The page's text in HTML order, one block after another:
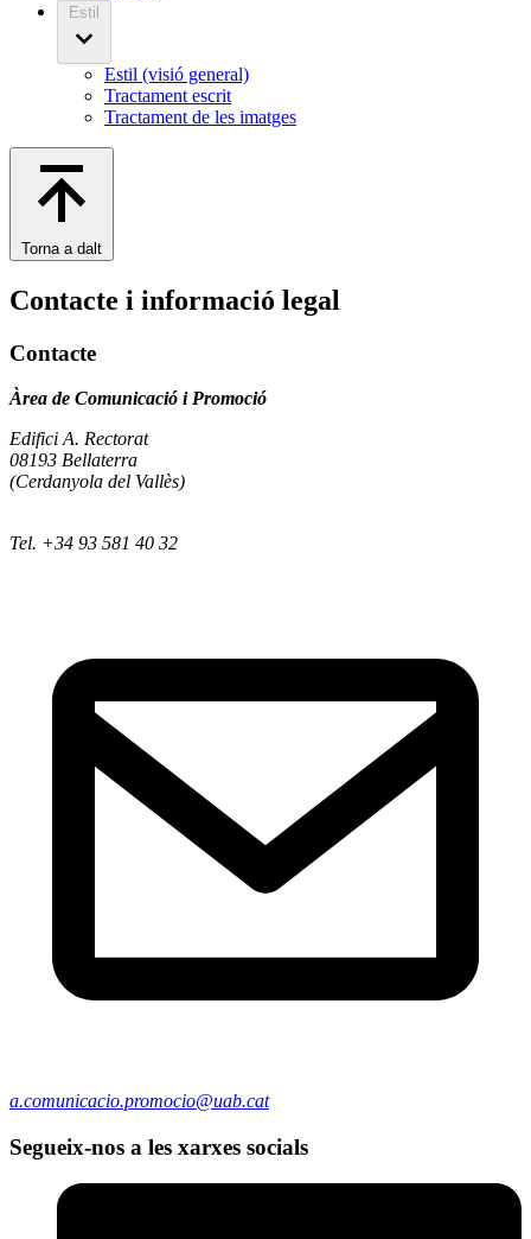
Estil
Estil (visió general)
Tractament escrit
Tractament de les imatges
Torna a dalt
Contacte i informació legal
Contacte
Àrea de Comunicació i Promoció
Edifici A. Rectorat
08193 Bellaterra
(Cerdanyola del Vallès)
Tel. +34 93 581 40 32
a.comunicacio.promocio@uab.cat
Segueix-nos a les xarxes socials